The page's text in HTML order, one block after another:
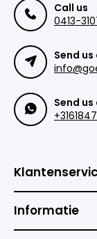
Call us
0413-
Send
Send
Informatie